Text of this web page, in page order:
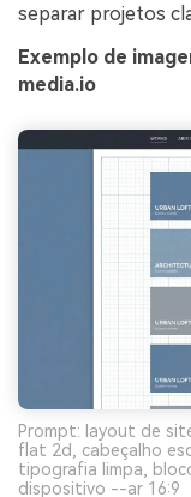
separar projetos
Exemplo de
media.io
Prompt: layout de
flat 2d, cabeçalho
tipografia limpa,
dispositivo --ar 16:9